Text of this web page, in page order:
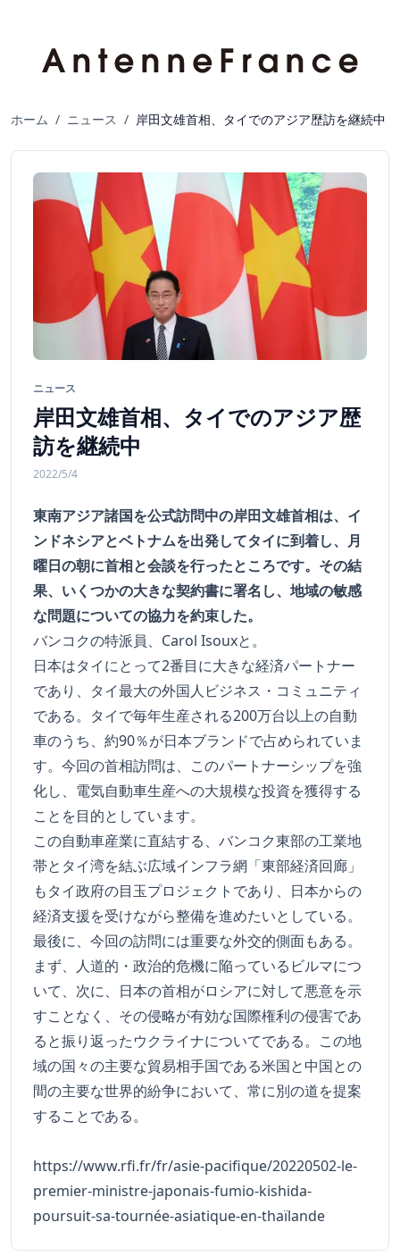
ホーム / ニュース / 岸田文雄首相、タイでのアジア歴訪を継続中
ニュース
岸田文雄首相、タイでのアジア歴
訪を継続中
2022/5/4
東南アジア諸国を公式訪問中の岸田文雄首相は、イ
ンドネシアとベトナムを出発してタイに到着し、月
曜日の朝に首相と会談を行ったところです。その結
果、いくつかの大きな契約書に署名し、地域の敏感
な問題についての協力を約束した。
バンコクの特派員、Carol Isouxと。
日本はタイにとって2番目に大きな経済パートナー
であり、タイ最大の外国人ビジネス・コミュニティ
である。タイで毎年生産される200万台以上の自動
車のうち、約90％が日本ブランドで占められていま
す。今回の首相訪問は、このパートナーシップを強
化し、電気自動車生産への大規模な投資を獲得する
ことを目的としています。
この自動車産業に直結する、バンコク東部の工業地
帯とタイ湾を結ぶ広域インフラ網「東部経済回廊」
もタイ政府の目玉プロジェクトであり、日本からの
経済支援を受けながら整備を進めたいとしている。
最後に、今回の訪問には重要な外交的側面もある。
まず、人道的・政治的危機に陥っているビルマにつ
いて、次に、日本の首相がロシアに対して悪意を示
すことなく、その侵略が有効な国際権利の侵害であ
ると振り返ったウクライナについてである。この地
域の国々の主要な貿易相手国である米国と中国との
間の主要な世界的紛争において、常に別の道を提案
することである。
https://www.rfi.fr/fr/asie-pacifique/20220502-le-
premier-ministre-japonais-fumio-kishida-
poursuit-sa-tournée-asiatique-en-thaïlande